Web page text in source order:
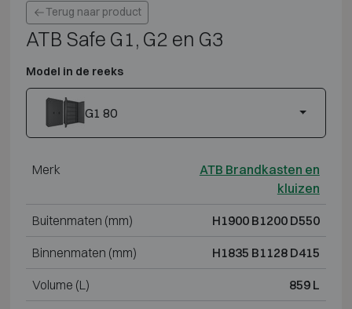
Terug naar product
ATB Safe G1, G2 en G3
Model in de reeks
G1 80
Merk
ATB Brandkasten en
kluizen
Buitenmaten (mm) H1900 B1200 D550
Binnenmaten (mm) H1835 B1128 D415
Volume (L) 859 L